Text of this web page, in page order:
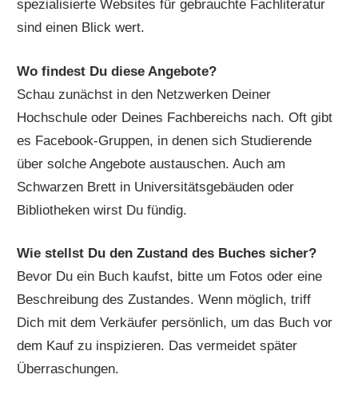
spezialisierte Websites für gebrauchte Fachliteratur
sind einen Blick wert.
Wo findest Du diese Angebote?
Schau zunächst in den Netzwerken Deiner
Hochschule oder Deines Fachbereichs nach. Oft gibt
es Facebook-Gruppen, in denen sich Studierende
über solche Angebote austauschen. Auch am
Schwarzen Brett in Universitätsgebäuden oder
Bibliotheken wirst Du fündig.
Wie stellst Du den Zustand des Buches sicher?
Bevor Du ein Buch kaufst, bitte um Fotos oder eine
Beschreibung des Zustandes. Wenn möglich, triff
Dich mit dem Verkäufer persönlich, um das Buch vor
dem Kauf zu inspizieren. Das vermeidet später
Überraschungen.